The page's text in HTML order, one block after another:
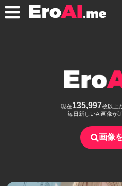
現在135,997枚以上
毎日新しいAI画像が
画像